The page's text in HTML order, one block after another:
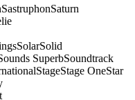
SastruphonSaturn
SolarSolid
SuperbSoundtrack
StageStage OneStar